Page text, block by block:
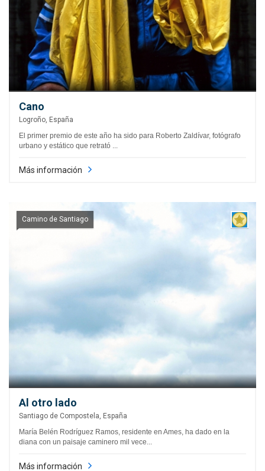
Cano
Logroño, España
El primer premio de este año ha sido para Roberto Zaldívar, fotógrafo
urbano y estático que retrató ...
Más información
Camino de Santiago
Al otro lado
Santiago de Compostela, España
María Belén Rodríguez Ramos, residente en Ames, ha dado en la
diana con un paisaje caminero mil vece...
Más información